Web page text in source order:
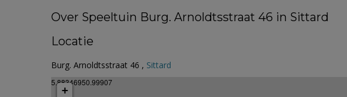
Over Speeltuin Burg. Arnoldtsstraat 46 in Sittard
Locatie
Burg. Arnoldtsstraat 46 , Sittard
5.88346950.99907
+